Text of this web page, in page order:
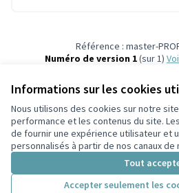
Informations sur les cookies
Nous utilisons des cookies sur notre
performance et les contenus du site.
de fournir une expérience utilisateur et
personnalisés à partir de nos canaux de
Tout
Accepter seulement les
Référence : master-
Numéro de version 1(sur 1)
Conditions d'utilisation
Paramètres des cookies
Participez Villeurbanne sur X
(Lien externe)
Participez Villeurbanne sur
Participez Villeurbanne sur
Participez Villeurbanne
(Lien externe)